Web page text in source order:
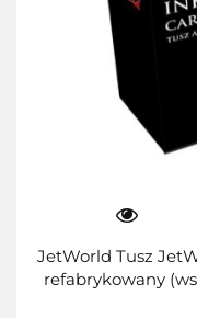
JetWorld Tusz
refabrykowany